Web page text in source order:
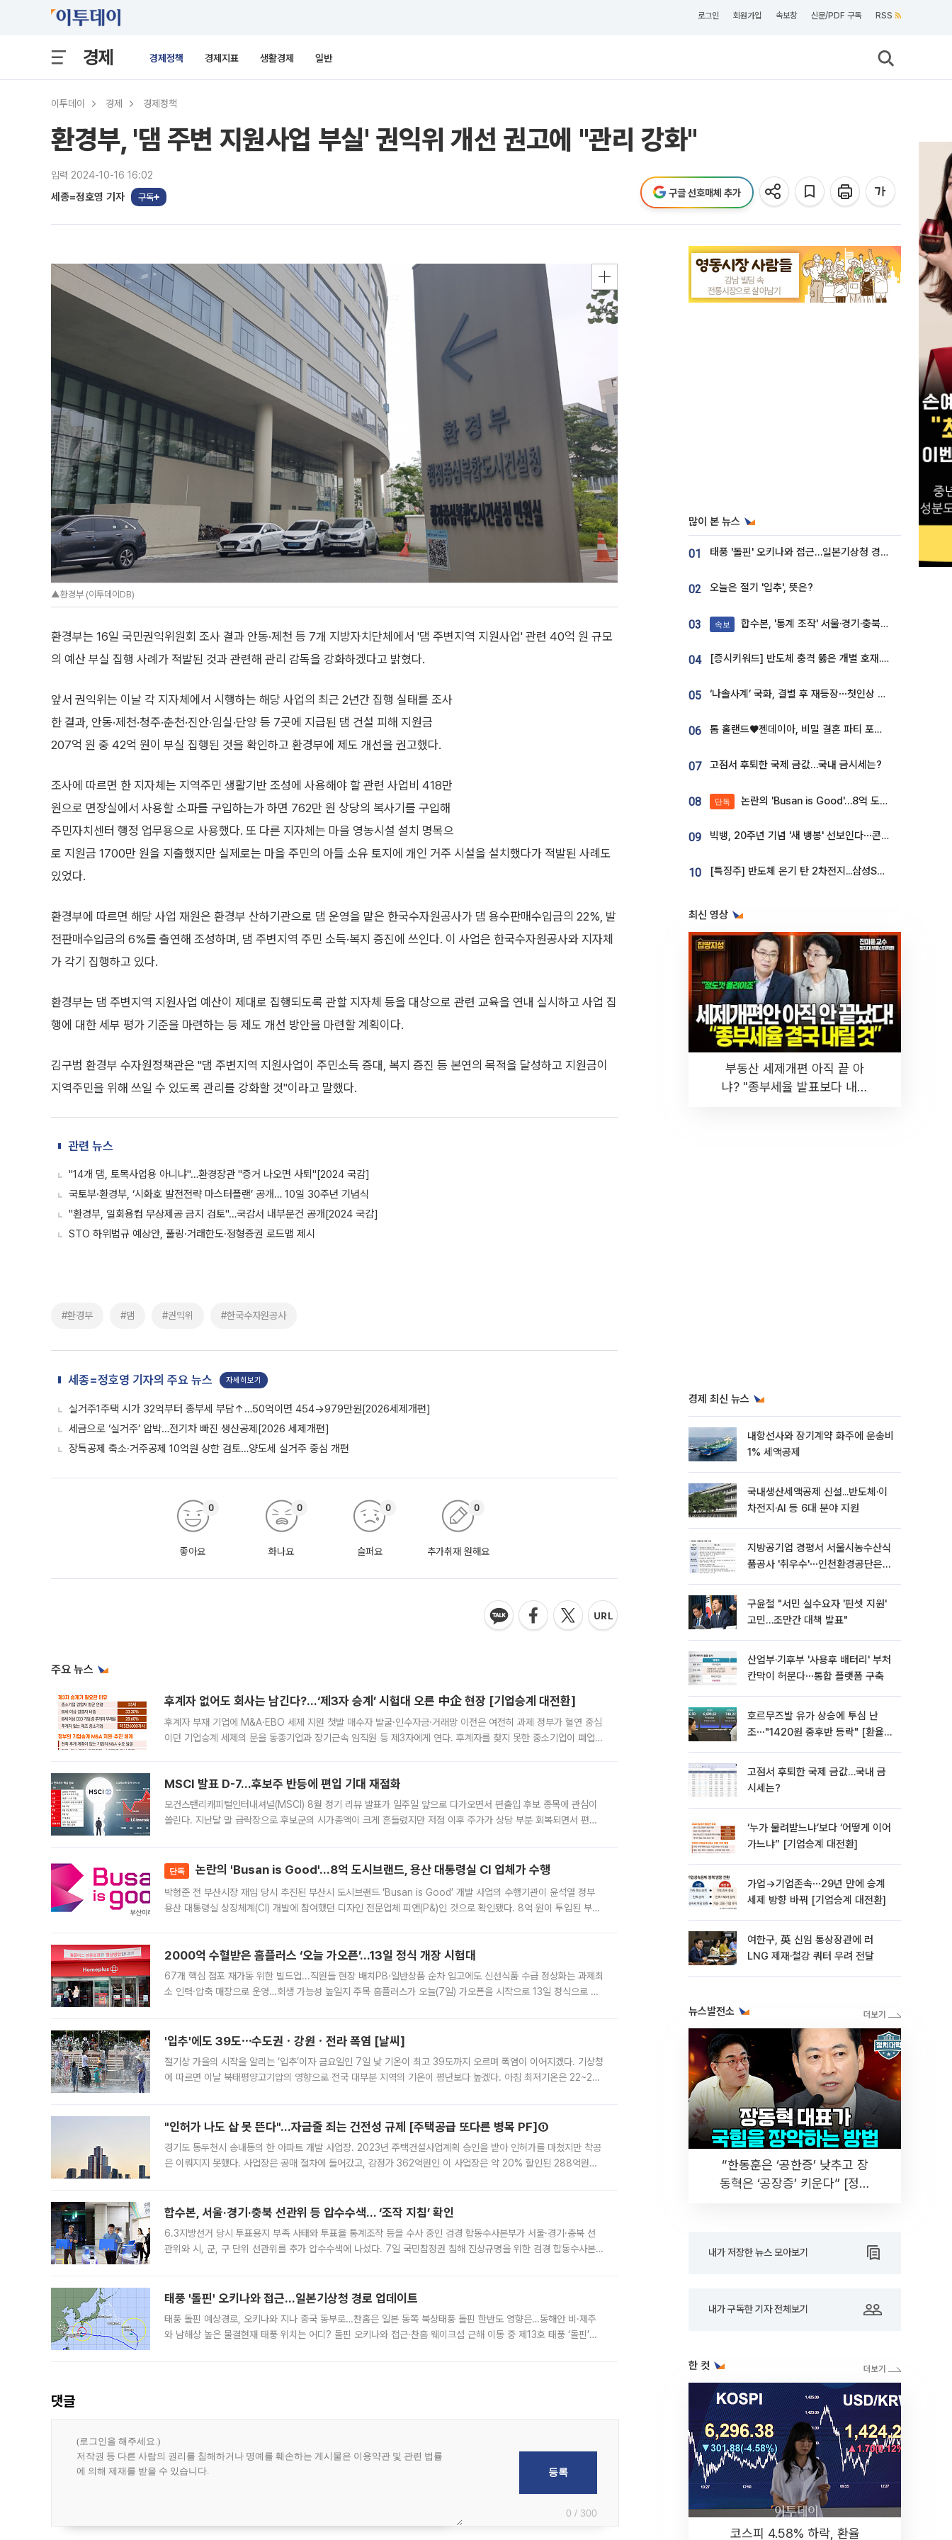
로그인 회원가입 속보창 신문/PDF 구독 RSS
경제 경제정책 경제지표 생활경제 일반
이투데이 경제 경제정책
환경부, '댐 주변 지원사업 부실' 권익위 개선 권고에 "관리 강화"
입력 2024-10-16 16:02
세종=정호영 기자 구독 구글 선호매체 추가
▲환경부 (이투데이DB)
환경부는 16일 국민권익위원회 조사 결과 안동·제천 등 7개 지방자치단체에서 '댐 주변지역 지원사업' 관련 40억 원 규모
의 예산 부실 집행 사례가 적발된 것과 관련해 관리 감독을 강화하겠다고 밝혔다.
앞서 권익위는 이날 각 지자체에서 시행하는 해당 사업의 최근 2년간 집행 실태를 조사
한 결과, 안동·제천·청주·춘천·진안·임실·단양 등 7곳에 지급된 댐 건설 피해 지원금
207억 원 중 42억 원이 부실 집행된 것을 확인하고 환경부에 제도 개선을 권고했다.
조사에 따르면 한 지자체는 지역주민 생활기반 조성에 사용해야 할 관련 사업비 418만
원으로 면장실에서 사용할 소파를 구입하는가 하면 762만 원 상당의 복사기를 구입해
주민자치센터 행정 업무용으로 사용했다. 또 다른 지자체는 마을 영농시설 설치 명목으
로 지원금 1700만 원을 지출했지만 실제로는 마을 주민의 아들 소유 토지에 개인 거주 시설을 설치했다가 적발된 사례도
있었다.
환경부에 따르면 해당 사업 재원은 환경부 산하기관으로 댐 운영을 맡은 한국수자원공사가 댐 용수판매수입금의 22%, 발
전판매수입금의 6%를 출연해 조성하며, 댐 주변지역 주민 소득·복지 증진에 쓰인다. 이 사업은 한국수자원공사와 지자체
가 각기 집행하고 있다.
환경부는 댐 주변지역 지원사업 예산이 제대로 집행되도록 관할 지자체 등을 대상으로 관련 교육을 연내 실시하고 사업 집
행에 대한 세부 평가 기준을 마련하는 등 제도 개선 방안을 마련할 계획이다.
김구범 환경부 수자원정책관은 "댐 주변지역 지원사업이 주민소득 증대, 복지 증진 등 본연의 목적을 달성하고 지원금이
지역주민을 위해 쓰일 수 있도록 관리를 강화할 것"이라고 말했다.
관련 뉴스
"14개 댐, 토목사업용 아니냐"…환경장관 "증거 나오면 사퇴"[2024 국감]
국토부·환경부, ‘시화호 발전전략 마스터플랜’ 공개… 10일 30주년 기념식
"환경부, 일회용컵 무상제공 금지 검토"…국감서 내부문건 공개[2024 국감]
STO 하위법규 예상안, 풀링·거래한도·정형증권 로드맵 제시
#환경부 #댐 #권익위 #한국수자원공사
세종=정호영 기자의 주요 뉴스 자세히보기
실거주1주택 시가 32억부터 종부세 부담↑…50억이면 454→979만원[2026세제개편]
세금으로 ‘실거주’ 압박…전기차 빠진 생산공제[2026 세제개편]
장특공제 축소·거주공제 10억원 상한 검토…양도세 실거주 중심 개편
좋아요
0
화나요
0
슬퍼요
0
추가취재 원해요
0
주요 뉴스
후계자 없어도 회사는 남긴다?…‘제3자 승계’ 시험대 오른 中企 현장 [기업승계 대전환]
후계자 부재 기업에 M&A·EBO 세제 지원 첫발 매수자 발굴·인수자금·거래망 이전은 여전히 과제 정부가 혈연 중심
이던 기업승계 세제의 문을 동종기업과 장기근속 임직원 등 제3자에게 연다. 후계자를 찾지 못한 중소기업이 폐업
MSCI 발표 D-7…후보주 반등에 편입 기대 재점화
모건스탠리캐피털인터내셔널(MSCI) 8월 정기 리뷰 발표가 일주일 앞으로 다가오면서 편출입 후보 종목에 관심이
쏠린다. 지난달 말 급락장으로 후보군의 시가총액이 크게 흔들렸지만 저점 이후 주가가 상당 부분 회복되면서 편입
단독 논란의 'Busan is Good'…8억 도시브랜드, 용산 대통령실 CI 업체가 수행
박형준 전 부산시장 재임 당시 추진된 부산시 도시브랜드 ‘Busan is Good’ 개발 사업의 수행기관이 윤석열 정부
용산 대통령실 상징체계(CI) 개발에 참여했던 디자인 전문업체 피앤(P&)인 것으로 확인됐다. 8억 원이 투입된 부산
2000억 수혈받은 홈플러스 ‘오늘 가오픈’...13일 정식 개장 시험대
67개 핵심 점포 재가동 위한 빌드업...직원들 현장 배치PB·일반상품 순차 입고에도 신선식품 수급 정상화는 과제최
소 인력·압축 매장으로 운영…회생 가능성 높일지 주목 홈플러스가 오늘(7일) 가오픈을 시작으로 13일 정식으로 재
'입추'에도 39도⋯수도권ㆍ강원ㆍ전라 폭염 [날씨]
절기상 가을의 시작을 알리는 ‘입추’이자 금요일인 7일 낮 기온이 최고 39도까지 오르며 폭염이 이어지겠다. 기상청
에 따르면 이날 북태평양고기압의 영향으로 전국 대부분 지역의 기온이 평년보다 높겠다. 아침 최저기온은 22~27
"인허가 나도 삽 못 뜬다"…자금줄 죄는 건전성 규제 [주택공급 또다른 병목 PF]①
경기도 동두천시 송내동의 한 아파트 개발 사업장. 2023년 주택건설사업계획 승인을 받아 인허가를 마쳤지만 착공
은 이뤄지지 못했다. 사업장은 공매 절차에 들어갔고, 감정가 362억원인 이 사업장은 약 20% 할인된 288억원에
합수본, 서울·경기·충북 선관위 등 압수수색… ‘조작 지침’ 확인
6.3지방선거 당시 투표용지 부족 사태와 투표율 통계조작 등을 수사 중인 검경 합동수사본부가 서울·경기·충북 선
관위와 시, 군, 구 단위 선관위를 추가 압수수색에 나섰다. 7일 국민참정권 침해 진상규명을 위한 검경 합동수사본
태풍 '돌핀' 오키나와 접근…일본기상청 경로 업데이트
태풍 돌핀 예상경로, 오키나와 지나 중국 동부로…찬홈은 일본 동쪽 북상태풍 돌핀 한반도 영향은…동해안 비·제주
와 남해상 높은 물결현재 태풍 위치는 어디? 돌핀 오키나와 접근·찬홈 웨이크섬 근해 이동 중 제13호 태풍 ‘돌핀’이
댓글
0 / 300
많이 본 뉴스
01 태풍 '돌핀' 오키나와 접근…일본기상청 경로 업데이트
02 오늘은 절기 '입추', 뜻은?
03 속보 합수본, '통계 조작' 서울·경기·충북 선관위 등 추가 압수수색
04 [증시키워드] 반도체 충격 뚫은 개별 호재...포스코퓨처엠·에코프로·한화솔루션 '눈길'
05 ‘나솔사계’ 국화, 결별 후 재등장⋯첫인상 투표 휩쓸고 ‘인기녀’ 등극
06 톰 홀랜드♥젠데이아, 비밀 결혼 파티 포착⋯호텔 대관비만 9억
07 고점서 후퇴한 국제 금값…국내 금시세는?
08 단독 논란의 'Busan is Good'…8억 도시브랜드, 용산 대통령실 CI 업체가 수행
09 빅뱅, 20주년 기념 '새 뱅봉' 선보인다⋯콘서트 앞두고 팝업 개최
10 [특징주] 반도체 온기 탄 2차전지...삼성SDI, 장 초반 7% 넘게 껑충
최신 영상
부동산 세제개편 아직 끝 아
냐? "종부세율 발표보다 내릴
경제 최신 뉴스
내항선사와 장기계약 화주에 운송비
1% 세액공제
국내생산세액공제 신설...반도체·이
차전지·AI 등 6대 분야 지원
지방공기업 경평서 서울시농수산식
품공사 '취우수'⋯인천환경공단은
구윤철 "서민 실수요자 '핀셋 지원'
고민…조만간 대책 발표"
산업부·기후부 '사용후 배터리' 부처
칸막이 허문다⋯통합 플랫폼 구축
호르무즈발 유가 상승에 투심 난
조⋯"1420원 중후반 등락" [환율전
고점서 후퇴한 국제 금값…국내 금
시세는?
‘누가 물려받느냐’보다 ‘어떻게 이어
가느냐” [기업승계 대전환]
가업→기업존속⋯29년 만에 승계
세제 방향 바꿔 [기업승계 대전환]
여한구, 英 신임 통상장관에 러
LNG 제재·철강 쿼터 우려 전달
뉴스발전소
“한동훈은 ‘공한증’ 낮추고 장
동혁은 ‘공장증’ 키운다” [정치
내가 저장한 뉴스 모아보기
내가 구독한 기자 전체보기
한 컷
코스피 4.58% 하락, 환율